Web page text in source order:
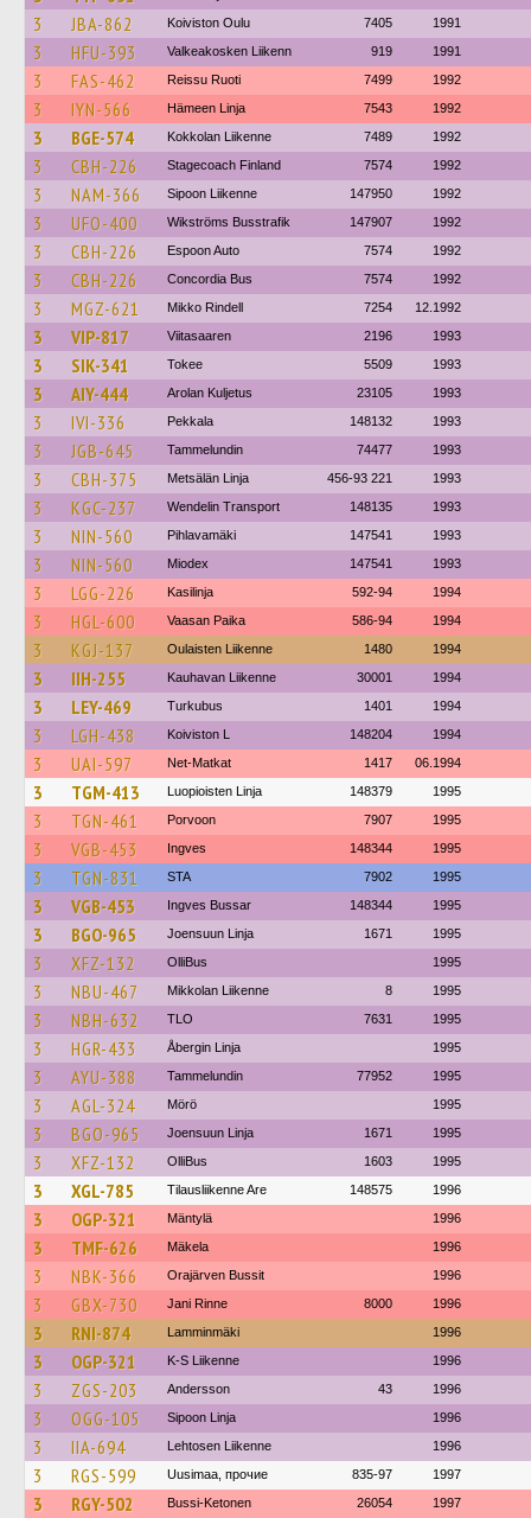
3 JBA-862 Koiviston Oulu 7405 1991
3 HFU-393 Valkeakosken Liikenn 919 1991
3 FAS-462 Reissu Ruoti 7499 1992
3 IYN-566 Hämeen Linja 7543 1992
3 BGE-574 Kokkolan Liikenne 7489 1992
3 CBH-226 Stagecoach Finland 7574 1992
3 NAM-366 Sipoon Liikenne 147950 1992
3 UFO-400 Wikströms Busstrafik 147907 1992
3 CBH-226 Espoon Auto 7574 1992
3 CBH-226 Concordia Bus 7574 1992
3 MGZ-621 Mikko Rindell 7254 12.1992
3 VIP-817 Viitasaaren 2196 1993
3 SIK-341 Tokee 5509 1993
3 AIY-444 Arolan Kuljetus 23105 1993
3 IVI-336 Pekkala 148132 1993
3 JGB-645 Tammelundin 74477 1993
3 CBH-375 Metsälän Linja 456-93 221 1993
3 KGC-237 Wendelin Transport 148135 1993
3 NIN-560 Pihlavamäki 147541 1993
3 NIN-560 Miodex 147541 1993
3 LGG-226 Kasilinja 592-94 1994
3 HGL-600 Vaasan Paika 586-94 1994
3 KGJ-137 Oulaisten Liikenne 1480 1994
3 IIH-255 Kauhavan Liikenne 30001 1994
3 LEY-469 Turkubus 1401 1994
3 LGH-438 Koiviston L 148204 1994
3 UAI-597 Net-Matkat 1417 06.1994
3 TGM-413 Luopioisten Linja 148379 1995
3 TGN-461 Porvoon 7907 1995
3 VGB-453 Ingves 148344 1995
3 TGN-831 STA 7902 1995
3 VGB-453 Ingves Bussar 148344 1995
3 BGO-965 Joensuun Linja 1671 1995
3 XFZ-132 OlliBus 1995
3 NBU-467 Mikkolan Liikenne 8 1995
3 NBH-632 TLO 7631 1995
3 HGR-433 Åbergin Linja 1995
3 AYU-388 Tammelundin 77952 1995
3 AGL-324 Mörö 1995
3 BGO-965 Joensuun Linja 1671 1995
3 XFZ-132 OlliBus 1603 1995
3 XGL-785 Tilausliikenne Are 148575 1996
3 OGP-321 Mäntylä 1996
3 TMF-626 Mäkela 1996
3 NBK-366 Orajärven Bussit 1996
3 GBX-730 Jani Rinne 8000 1996
3 RNI-874 Lamminmäki 1996
3 OGP-321 K-S Liikenne 1996
3 ZGS-203 Andersson 43 1996
3 OGG-105 Sipoon Linja 1996
3 IIA-694 Lehtosen Liikenne 1996
3 RGS-599 Uusimaa, прочие 835-97 1997
3 RGY-502 Bussi-Ketonen 26054 1997